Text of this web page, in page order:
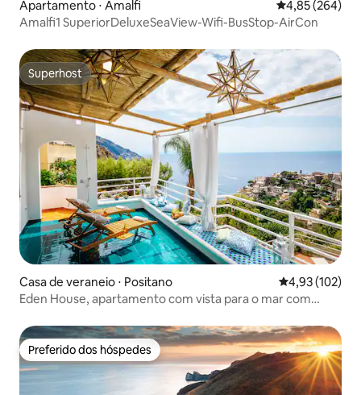
Apartamento ⋅ Amalfi 4,85 de uma
4,85 (264)
Amalfi1 SuperiorDeluxeSeaView-Wifi-BusStop-AirCon
Superhost
Superhost
Casa de veraneio ⋅ Positano 4,93 de uma
4,93 (102)
Eden House, apartamento com vista para o mar com
Preferido dos hóspedes
Preferido dos hóspedes